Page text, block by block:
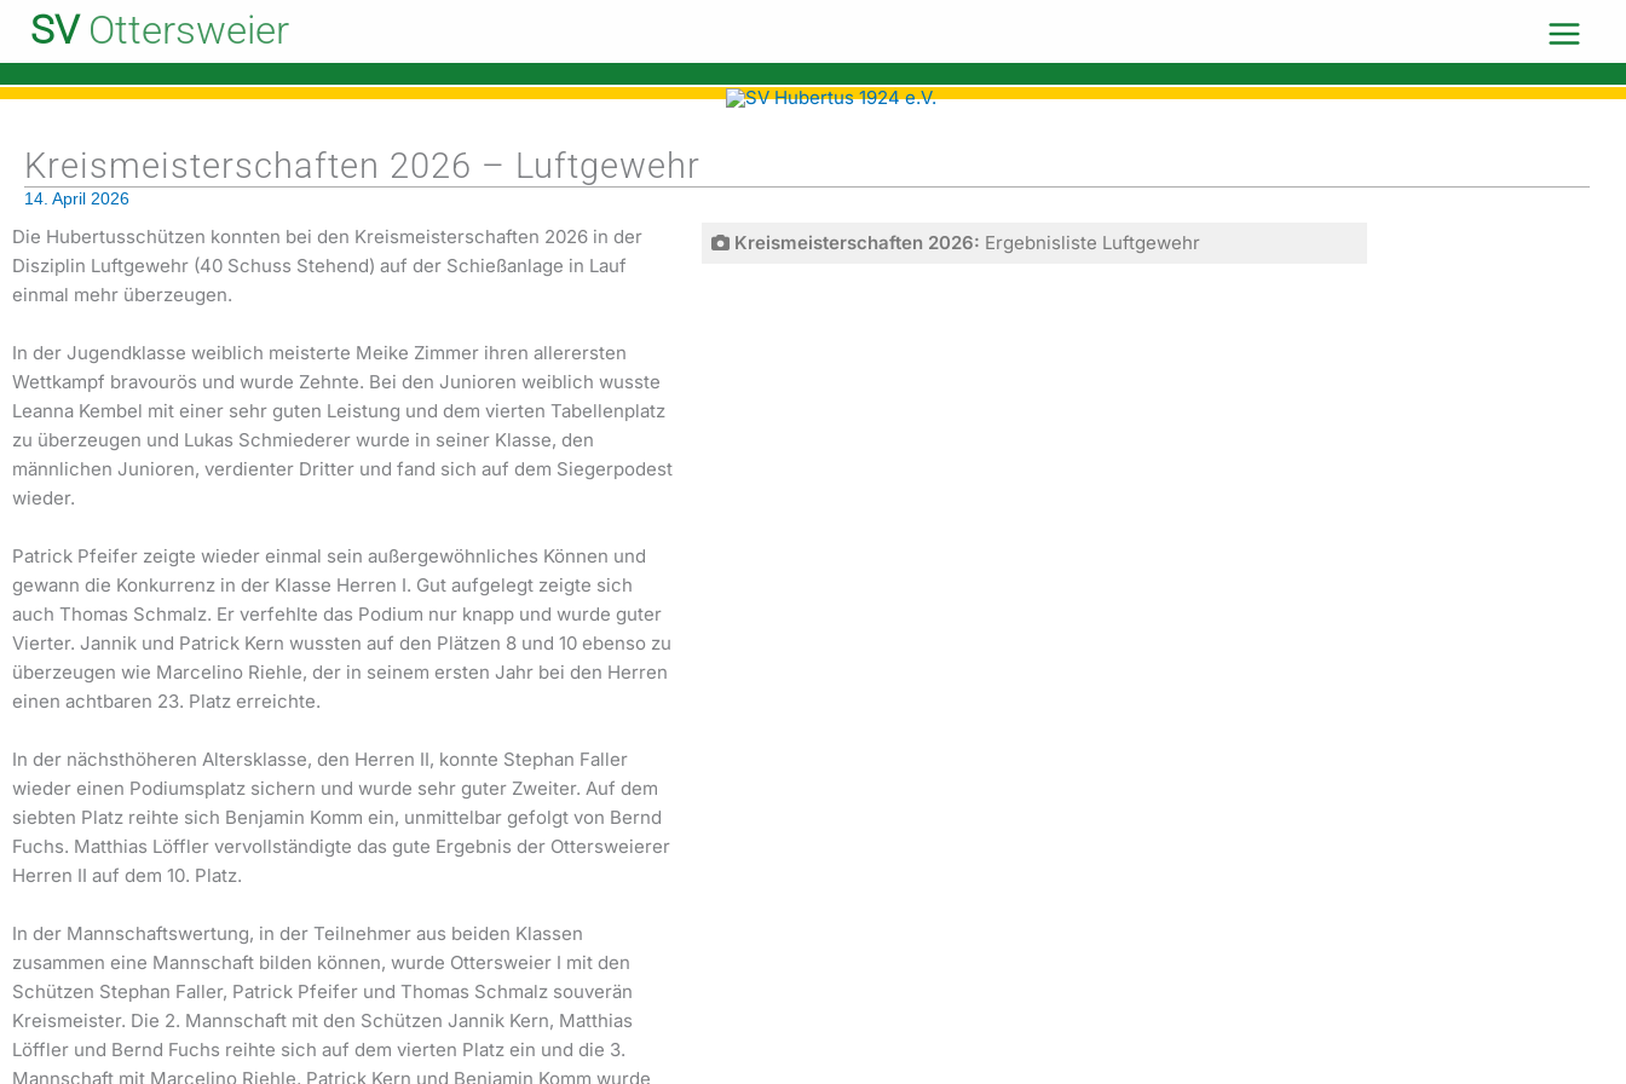
Zum
Inhalt
springen
SVOttersweier
Kreismeisterschaften 2026 – Luftgewehr
14. April 2026
Die Hubertusschützen konnten bei den Kreismeisterschaften 2026 in der
Disziplin Luftgewehr (40 Schuss Stehend) auf der Schießanlage in Lauf
einmal mehr überzeugen.
In der Jugendklasse weiblich meisterte Meike Zimmer ihren allerersten
Wettkampf bravourös und wurde Zehnte. Bei den Junioren weiblich wusste
Leanna Kembel mit einer sehr guten Leistung und dem vierten Tabellenplatz
zu überzeugen und Lukas Schmiederer wurde in seiner Klasse, den
männlichen Junioren, verdienter Dritter und fand sich auf dem Siegerpodest
wieder.
Patrick Pfeifer zeigte wieder einmal sein außergewöhnliches Können und
gewann die Konkurrenz in der Klasse Herren I. Gut aufgelegt zeigte sich
auch Thomas Schmalz. Er verfehlte das Podium nur knapp und wurde guter
Vierter. Jannik und Patrick Kern wussten auf den Plätzen 8 und 10 ebenso zu
überzeugen wie Marcelino Riehle, der in seinem ersten Jahr bei den Herren
einen achtbaren 23. Platz erreichte.
In der nächsthöheren Altersklasse, den Herren II, konnte Stephan Faller
wieder einen Podiumsplatz sichern und wurde sehr guter Zweiter. Auf dem
siebten Platz reihte sich Benjamin Komm ein, unmittelbar gefolgt von Bernd
Fuchs. Matthias Löffler vervollständigte das gute Ergebnis der Ottersweierer
Herren II auf dem 10. Platz.
In der Mannschaftswertung, in der Teilnehmer aus beiden Klassen
zusammen eine Mannschaft bilden können, wurde Ottersweier I mit den
Schützen Stephan Faller, Patrick Pfeifer und Thomas Schmalz souverän
Kreismeister. Die 2. Mannschaft mit den Schützen Jannik Kern, Matthias
Löffler und Bernd Fuchs reihte sich auf dem vierten Platz ein und die 3.
Mannschaft mit Marcelino Riehle, Patrick Kern und Benjamin Komm wurde
Kreismeisterschaften 2026: Ergebnisliste Luftgewehr